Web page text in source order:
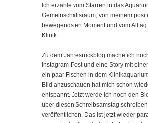
Ich erzähle vom Starren in das
Gemeinschaftsraum, von meinem
bewegendsten Moment und vom Alltag
Klinik.
Zu dem Jahresrückblog mache ich
Instagram-Post und eine Story mit
ein paar Fischen in dem
Bild anzuschauen hat mich schon
entspannt. Jetzt werde ich noch den
über diesen Schreibsamstag
veröffentlichen. Das ist jetzt wieder